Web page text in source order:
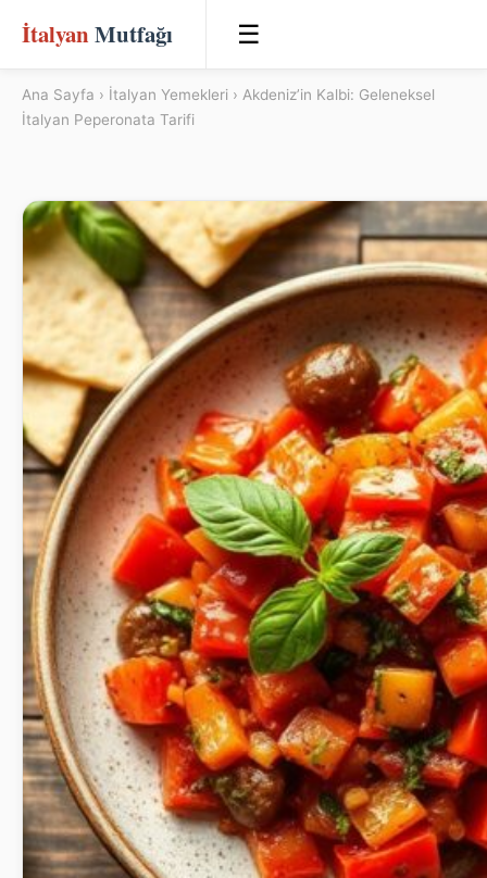
İtalyan Mutfağı ☰
Ana Sayfa › İtalyan Yemekleri › Akdeniz’in Kalbi: Geleneksel
İtalyan Peperonata Tarifi